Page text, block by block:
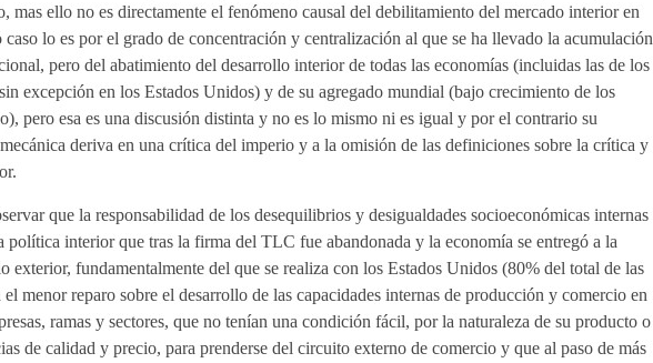
mas ello no es directamente el fenómeno causal del debilitamiento del mercado interior en
lo es por el grado de concentración y centralización al que se ha llevado la acumulación
pero del abatimiento del desarrollo interior de todas las economías (incluidas las de los
excepción en los Estados Unidos) y de su agregado mundial (bajo crecimiento de los
pero esa es una discusión distinta y no es lo mismo ni es igual y por el contrario su
deriva en una crítica del imperio y a la omisión de las definiciones sobre la crítica y
que la responsabilidad de los desequilibrios y desigualdades socioeconómicas internas
política interior que tras la firma del TLC fue abandonada y la economía se entregó a la
exterior, fundamentalmente del que se realiza con los Estados Unidos (80% del total de las
menor reparo sobre el desarrollo de las capacidades internas de producción y comercio en
ramas y sectores, que no tenían una condición fácil, por la naturaleza de su producto o
de calidad y precio, para prenderse del circuito externo de comercio y que al paso de más